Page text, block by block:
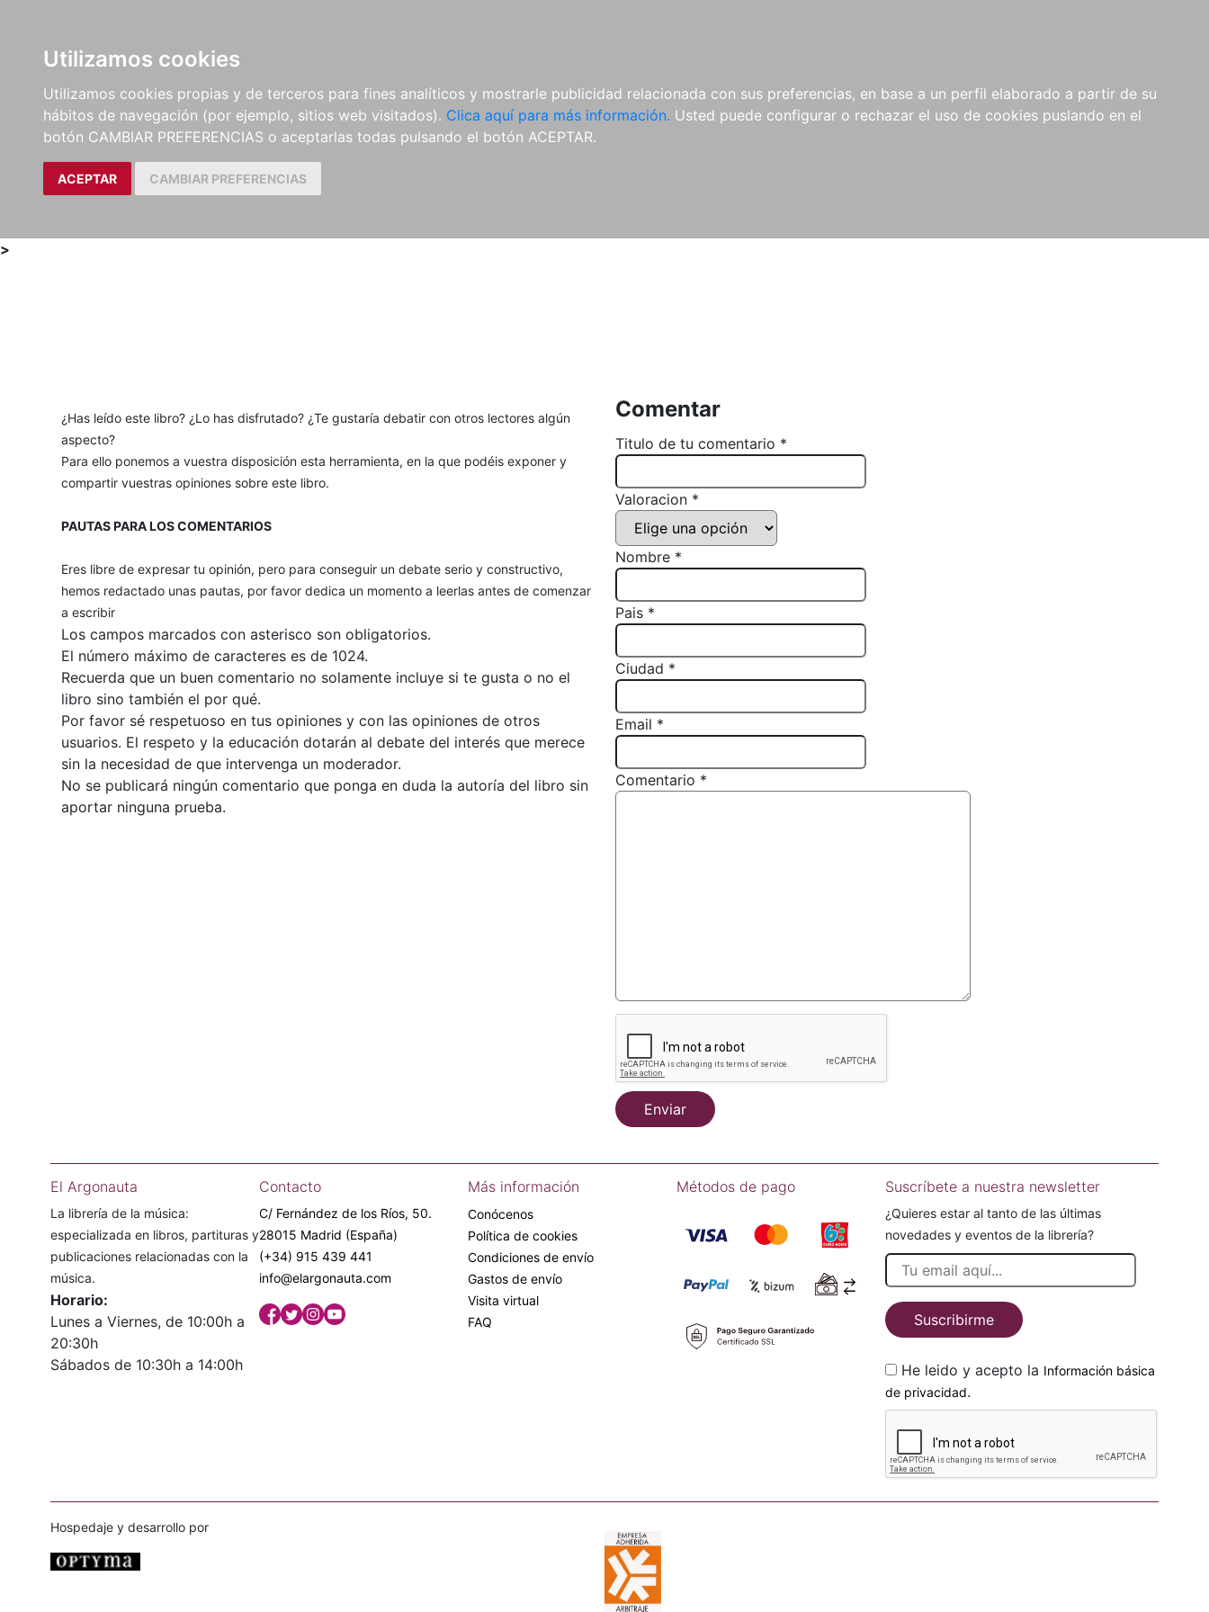
Utilizamos cookies
Utilizamos cookies propias y de terceros para fines analíticos y mostrarle publicidad relacionada con sus preferencias, en base a un perfil elaborado a partir de su
hábitos de navegación (por ejemplo, sitios web visitados). Clica aquí para más información. Usted puede configurar o rechazar el uso de cookies puslando en el
botón CAMBIAR PREFERENCIAS o aceptarlas todas pulsando el botón ACEPTAR.
ACEPTAR CAMBIAR PREFERENCIAS
LIBROS
MÉTODOS Y
EJERCICIOS
PARTITURAS Y EDICIONES
CRÍTICAS
REVISTAS
CDS Y
DVDS
MATERIAL
COMPLEMENTARIO
NOVEDADES NOTICIAS
COMPRAS
INSTITUCIONALES
>
¿Has leído este libro? ¿Lo has disfrutado? ¿Te gustaría debatir con otros lectores algún
aspecto?
Para ello ponemos a vuestra disposición esta herramienta, en la que podéis exponer y
compartir vuestras opiniones sobre este libro.
PAUTAS PARA LOS COMENTARIOS
Eres libre de expresar tu opinión, pero para conseguir un debate serio y constructivo,
hemos redactado unas pautas, por favor dedica un momento a leerlas antes de comenzar
a escribir
Los campos marcados con asterisco son obligatorios.
El número máximo de caracteres es de 1024.
Recuerda que un buen comentario no solamente incluye si te gusta o no el
libro sino también el por qué.
Por favor sé respetuoso en tus opiniones y con las opiniones de otros
usuarios. El respeto y la educación dotarán al debate del interés que merece
sin la necesidad de que intervenga un moderador.
No se publicará ningún comentario que ponga en duda la autoría del libro sin
aportar ninguna prueba.
Comentar
Titulo de tu comentario *
Valoracion *
Nombre *
Pais *
Ciudad *
Email *
Comentario *
Enviar
El Argonauta
La librería de la música:
especializada en libros, partituras y
publicaciones relacionadas con la
música.
Horario:
Lunes a Viernes, de 10:00h a
20:30h
Sábados de 10:30h a 14:00h
Contacto
C/ Fernández de los Ríos, 50.
28015 Madrid (España)
(+34) 915 439 441
info@elargonauta.com
Más información
Conócenos
Política de cookies
Condiciones de envío
Gastos de envío
Visita virtual
FAQ
Métodos de pago Suscríbete a nuestra newsletter
¿Quieres estar al tanto de las últimas
novedades y eventos de la librería?
Suscribirme
He leido y acepto la Información básica
de privacidad.
Hospedaje y desarrollo por